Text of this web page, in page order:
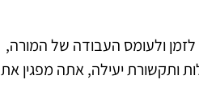
לזמן ולעומס העבודה של המורה,
ותקשורת יעילה, אתה מפגין את